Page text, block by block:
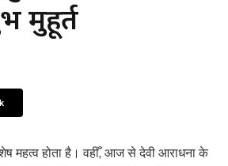
मुहूर्त
महत्व होता है। वहीँ, आज से देवी आराधना के